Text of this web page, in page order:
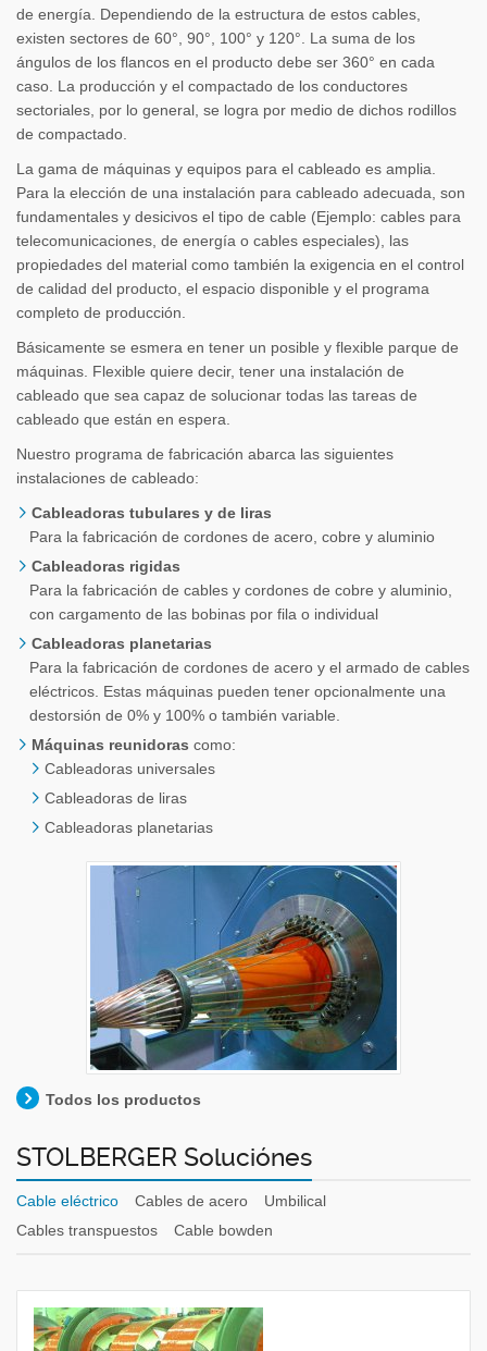
de energía. Dependiendo de la estructura de estos cables,
existen sectores de 60°, 90°, 100° y 120°. La suma de los
ángulos de los flancos en el producto debe ser 360° en cada
caso. La producción y el compactado de los conductores
sectoriales, por lo general, se logra por medio de dichos rodillos
de compactado.
La gama de máquinas y equipos para el cableado es amplia.
Para la elección de una instalación para cableado adecuada, son
fundamentales y desicivos el tipo de cable (Ejemplo: cables para
telecomunicaciones, de energía o cables especiales), las
propiedades del material como también la exigencia en el control
de calidad del producto, el espacio disponible y el programa
completo de producción.
Básicamente se esmera en tener un posible y flexible parque de
máquinas. Flexible quiere decir, tener una instalación de
cableado que sea capaz de solucionar todas las tareas de
cableado que están en espera.
Nuestro programa de fabricación abarca las siguientes
instalaciones de cableado:
Cableadoras tubulares y de liras
Para la fabricación de cordones de acero, cobre y aluminio
Cableadoras rigidas
Para la fabricación de cables y cordones de cobre y aluminio,
con cargamento de las bobinas por fila o individual
Cableadoras planetarias
Para la fabricación de cordones de acero y el armado de cables
eléctricos. Estas máquinas pueden tener opcionalmente una
destorsión de 0% y 100% o también variable.
Máquinas reunidoras como:
Cableadoras universales
Cableadoras de liras
Cableadoras planetarias
Todos los productos
STOLBERGER Soluciónes
Cable eléctrico Cables de acero
Umbilical
Cables transpuestos
Cable bowden